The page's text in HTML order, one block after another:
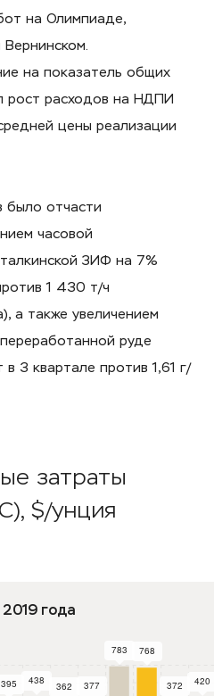
на Олимпиаде,
на показатель общих
рост расходов на НДПИ
цены реализации
было отчасти
часовой
ЗИФ на 7%
1 430 т/ч
а также увеличением
руде
3 квартале против 1,61 г/
затраты
$/унция
2019 года